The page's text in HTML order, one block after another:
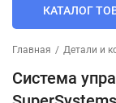
КАТАЛОГ
Главная / Детали и
Система